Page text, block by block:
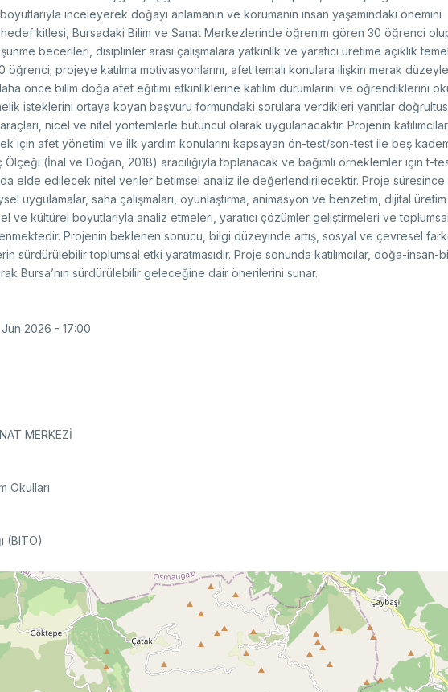
Service Inventories
Corporate Identity
STI Statistics
STI Manuals
BTYK (Mülga)
About Us
Announcement
Award
Multilateral Cooperation Programs
EU Framework Programmes
Research Scholarship Programs
Rail Transportation Technologies Institute
Defense Industry Research and
Development Institute (SAGE)
TEKSEB & TEKNOPARK
Basic Sciences Research Institute (TBAE)
Clean Energy, Climate Change and
Sustainability Research Institute
Turkish Industrial Dispatch and
Administration E. (TÜSSİDE)
National Metrology E. (UME)
Space Technologies Research E.
(SPACE)
inceleyerek doğayı anlamanın ve korumanın insan yaşamındaki önemini
hedef kitlesi, Bursadaki Bilim ve Sanat Merkezlerinde öğrenim gören 30 öğrenci
becerileri, disiplinler arası çalışmalara yatkınlık ve yaratıcı üretime açıklık
öğrenci; projeye katılma motivasyonlarını, afet temalı konulara ilişkin merak
önce bilim doğa afet eğitimi etkinliklerine katılım durumlarını ve öğrendiklerini
isteklerini ortaya koyan başvuru formundaki sorulara verdikleri yanıtlar
nicel ve nitel yöntemlerle bütüncül olarak uygulanacaktır. Projenin
için afet yönetimi ve ilk yardım konularını kapsayan ön-test/son-test ile beş
Ölçeği (İnal ve Doğan, 2018) aracılığıyla toplanacak ve bağımlı örneklemler için t-
elde edilecek nitel veriler betimsel analiz ile değerlendirilecektir. Proje süresince
uygulamalar, saha çalışmaları, oyunlaştırma, animasyon ve benzetim, dijital
ve kültürel boyutlarıyla analiz etmeleri, yaratıcı çözümler geliştirmeleri ve
Projenin beklenen sonucu, bilgi düzeyinde artış, sosyal ve çevresel
sürdürülebilir toplumsal etki yaratmasıdır. Proje sonunda katılımcılar, doğa-insan-
Bursa’nın sürdürülebilir geleceğine dair önerilerini sunar.
2026 - 17:00
MERKEZİ
Okulları
(BITO)